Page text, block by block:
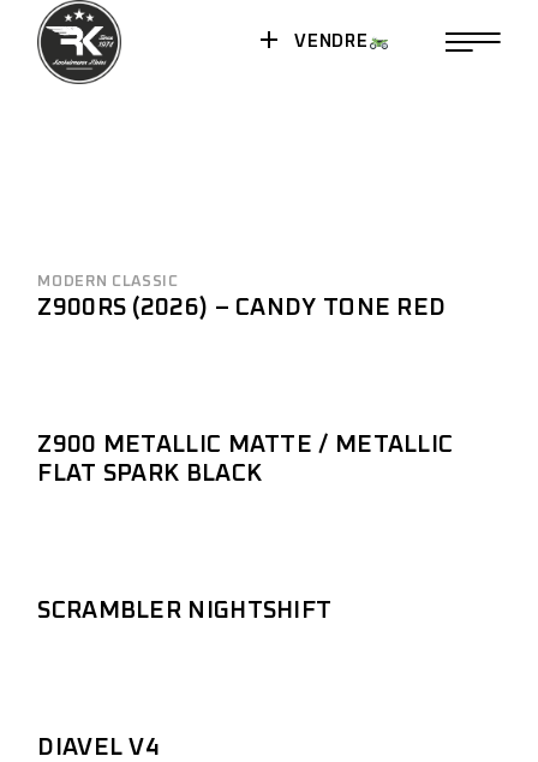
VENDRE
MODERN CLASSIC
Z900RS (2026) – CANDY TONE RED
Z900 METALLIC MATTE / METALLIC
FLAT SPARK BLACK
SCRAMBLER NIGHTSHIFT
DIAVEL V4